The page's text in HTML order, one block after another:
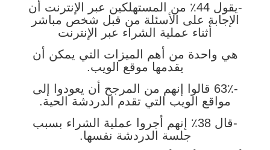
-يقول 44٪ من المستهلكين عبر الإنترنت أن
الإجابة على الأسئلة من قبل شخص مباشر
أثناء عملية الشراء عبر الإنترنت
هي واحدة من أهم الميزات التي يمكن أن
يقدمها موقع الويب.
-63٪ قالوا إنهم من المرجح أن يعودوا إلى
مواقع الويب التي تقدم الدردشة الحية.
-قال 38٪ إنهم أجروا عملية الشراء بسبب
جلسة الدردشة نفسها.